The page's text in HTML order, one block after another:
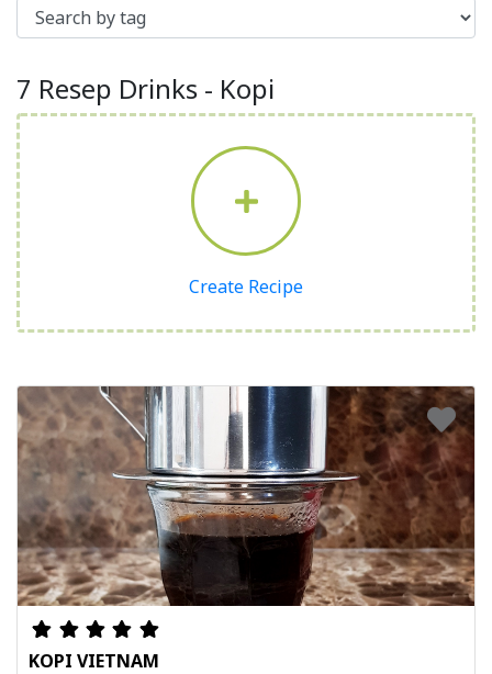
7 Resep Drinks - Kopi
Create Recipe
KOPI VIETNAM